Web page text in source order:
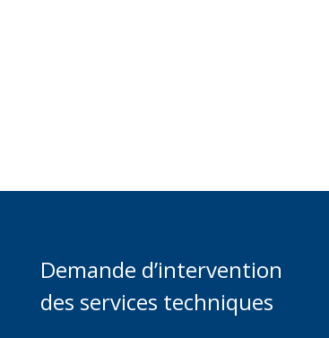
Demande d’intervention
des services techniques